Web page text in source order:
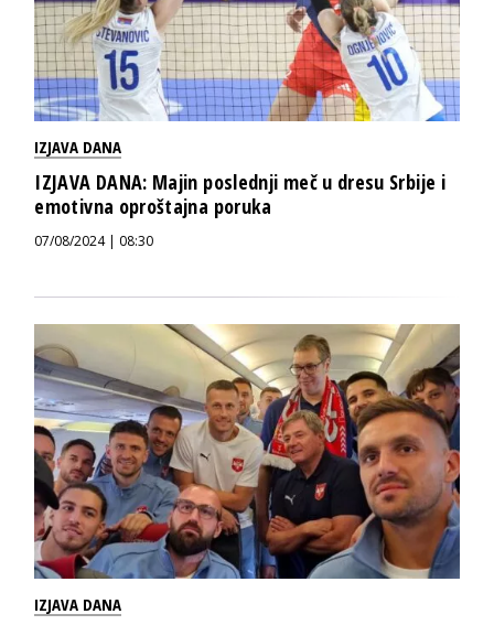
IZJAVA DANA
IZJAVA DANA: Majin poslednji meč u dresu Srbije i
emotivna oproštajna poruka
07/08/2024 | 08:30
IZJAVA DANA